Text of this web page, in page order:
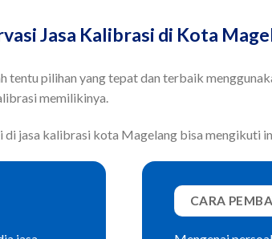
Jasa Kalibrasi di Kota
pilihan yang tepat dan terbaik
memilikinya.
jasa kalibrasi kota Magelang bisa mengikuti
CARA